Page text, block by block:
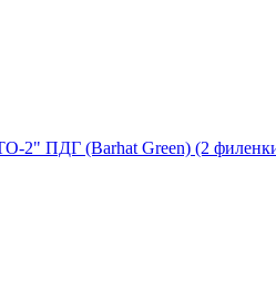
2" ПДГ (Barhat Green) (2